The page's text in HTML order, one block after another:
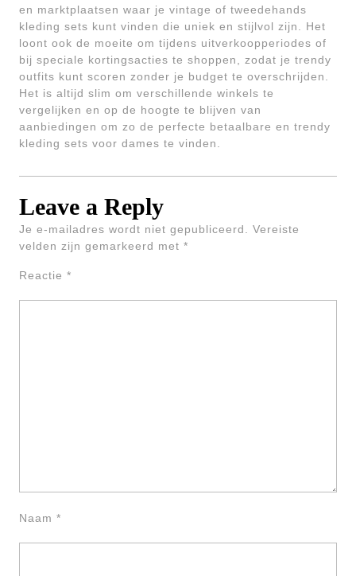
en marktplaatsen waar je vintage of tweedehands
kleding sets kunt vinden die uniek en stijlvol zijn. Het
loont ook de moeite om tijdens uitverkoopperiodes of
bij speciale kortingsacties te shoppen, zodat je trendy
outfits kunt scoren zonder je budget te overschrijden.
Het is altijd slim om verschillende winkels te
vergelijken en op de hoogte te blijven van
aanbiedingen om zo de perfecte betaalbare en trendy
kleding sets voor dames te vinden.
Leave a Reply
Je e-mailadres wordt niet gepubliceerd.
Vereiste
velden zijn gemarkeerd met *
Reactie *
Naam *